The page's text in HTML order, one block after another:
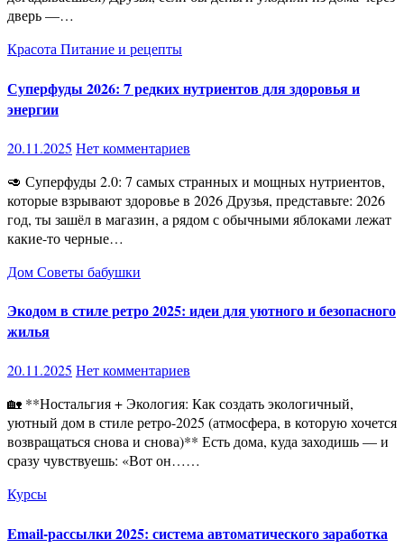
дверь —…
КрасотаПитание и рецепты
Суперфуды 2026: 7 редких нутриентов для здоровья и
энергии
20.11.2025 Нет комментариев
🥑 Суперфуды 2.0: 7 самых странных и мощных нутриентов,
которые взрывают здоровье в 2026 Друзья, представьте: 2026
год, ты зашёл в магазин, а рядом с обычными яблоками лежат
какие-то черные…
ДомСоветы бабушки
Экодом в стиле ретро 2025: идеи для уютного и безопасного
жилья
20.11.2025 Нет комментариев
🏡 **Ностальгия + Экология: Как создать экологичный,
уютный дом в стиле ретро-2025 (атмосфера, в которую хочется
возвращаться снова и снова)** Есть дома, куда заходишь — и
сразу чувствуешь: «Вот он……
Курсы
Email-рассылки 2025: система автоматического заработка